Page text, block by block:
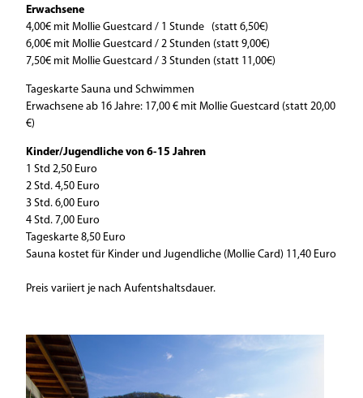
Erwachsene
4,00€ mit Mollie Guestcard / 1 Stunde (statt 6,50€)
6,00€ mit Mollie Guestcard / 2 Stunden (statt 9,00€)
7,50€ mit Mollie Guestcard / 3 Stunden (statt 11,00€)
Tageskarte Sauna und Schwimmen
Erwachsene ab 16 Jahre: 17,00 € mit Mollie Guestcard (statt 20,00
€)
Kinder/Jugendliche von 6-15 Jahren
1 Std 2,50 Euro
2 Std. 4,50 Euro
3 Std. 6,00 Euro
4 Std. 7,00 Euro
Tageskarte 8,50 Euro
Sauna kostet für Kinder und Jugendliche (Mollie Card) 11,40 Euro
Preis variiert je nach Aufentshaltsdauer.